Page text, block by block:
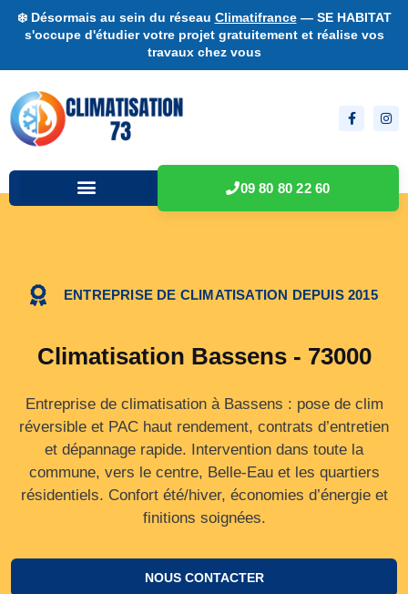
❄️ Désormais au sein du réseau Climatifrance— SE HABITAT
s'occupe d'étudier votre projet gratuitement et réalise vos
travaux chez vous
09 80 80 22 60
ENTREPRISE DE CLIMATISATION DEPUIS 2015
Climatisation Bassens - 73000
Entreprise de climatisation à Bassens : pose de clim
réversible et PAC haut rendement, contrats d’entretien
et dépannage rapide. Intervention dans toute la
commune, vers le centre, Belle‑Eau et les quartiers
résidentiels. Confort été/hiver, économies d’énergie et
finitions soignées.
NOUS CONTACTER